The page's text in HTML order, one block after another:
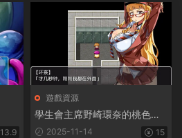
13.9
遊戲資源
學生會主席野崎環奈的桃色煩
惱 2025-11-14 15